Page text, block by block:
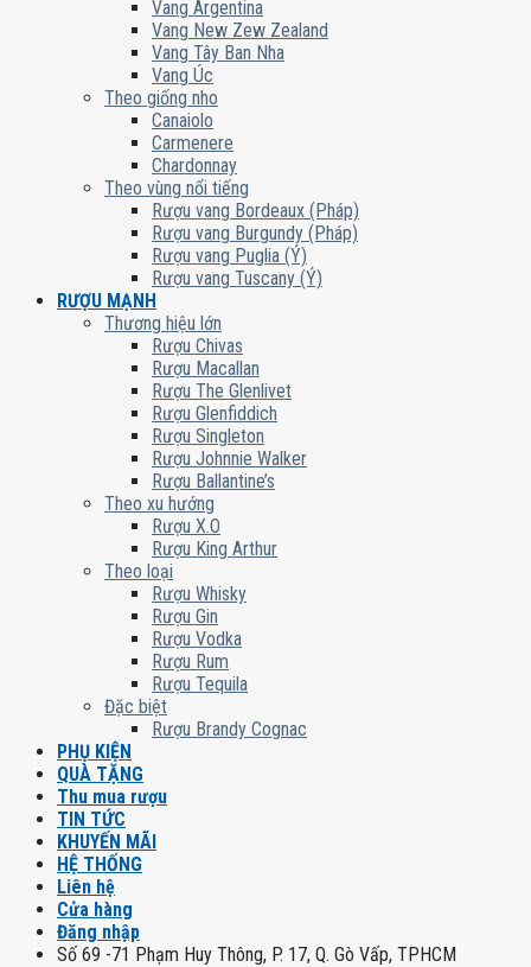
Vang Argentina
Vang New Zew Zealand
Vang Tây Ban Nha
Vang Úc
Theo giống nho
Canaiolo
Carmenere
Chardonnay
Theo vùng nổi tiếng
Rượu vang Bordeaux (Pháp)
Rượu vang Burgundy (Pháp)
Rượu vang Puglia (Ý)
Rượu vang Tuscany (Ý)
RƯỢU MẠNH
Thương hiệu lớn
Rượu Chivas
Rượu Macallan
Rượu The Glenlivet
Rượu Glenfiddich
Rượu Singleton
Rượu Johnnie Walker
Rượu Ballantine’s
Theo xu hướng
Rượu X.O
Rượu King Arthur
Theo loại
Rượu Whisky
Rượu Gin
Rượu Vodka
Rượu Rum
Rượu Tequila
Đặc biệt
Rượu Brandy Cognac
PHỤ KIỆN
QUÀ TẶNG
Thu mua rượu
TIN TỨC
KHUYẾN MÃI
HỆ THỐNG
Liên hệ
Cửa hàng
Đăng nhập
Số 69 -71 Phạm Huy Thông, P. 17, Q. Gò Vấp, TPHCM